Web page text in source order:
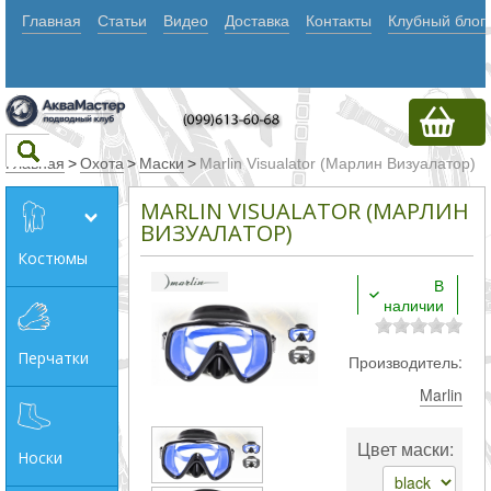
Главная Статьи Видео Доставка Контакты Клубный блог
Текст
Искать
Любое из
слов
слова
Точное
Главная >Охота > Маски > Marlin Visualator (Марлин Визуалатор)
Костюмы
Перчатки
Носки
MARLIN VISUALATOR (МАРЛИН
ВИЗУАЛАТОР)
В
наличии
Производитель:
Marlin
Цвет маски: